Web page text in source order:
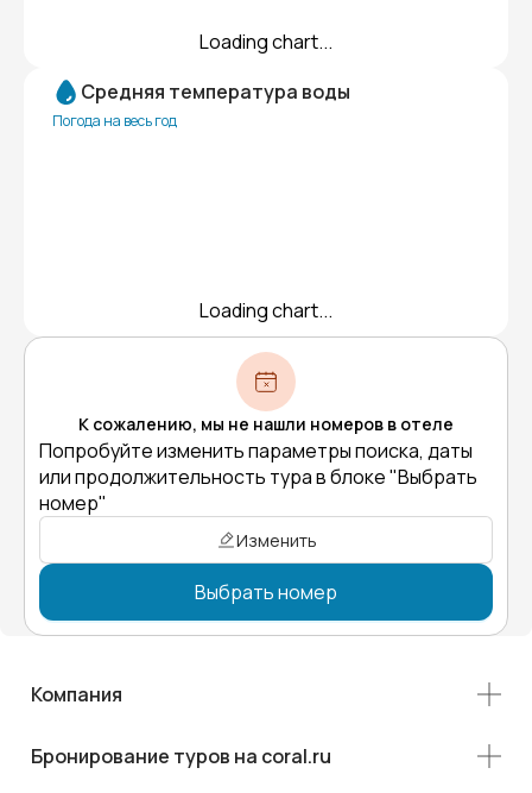
Loading chart...
Средняя температура воды
Погода на весь год
Loading chart...
К сожалению, мы не нашли номеров в отеле
Попробуйте изменить параметры поиска, даты
или продолжительность тура в блоке "Выбрать
номер"
Изменить
Выбрать номер
Компания
Бронирование туров на coral.ru